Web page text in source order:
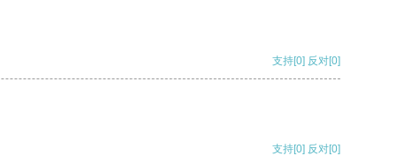
支持[0] 反对[0]
支持[0] 反对[0]